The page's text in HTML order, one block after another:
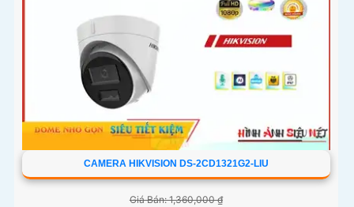
CAMERA HIKVISION DS-2CD1321G2-LIU
Giá Bán: 1,360,000 ₫